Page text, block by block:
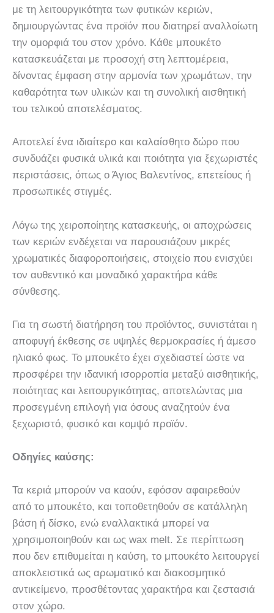
με τη λειτουργικότητα των φυτικών κεριών,
δημιουργώντας ένα προϊόν που διατηρεί αναλλοίωτη
την ομορφιά του στον χρόνο. Κάθε μπουκέτο
κατασκευάζεται με προσοχή στη λεπτομέρεια,
δίνοντας έμφαση στην αρμονία των χρωμάτων, την
καθαρότητα των υλικών και τη συνολική αισθητική
του τελικού αποτελέσματος.
Αποτελεί ένα ιδιαίτερο και καλαίσθητο δώρο που
συνδυάζει φυσικά υλικά και ποιότητα για ξεχωριστές
περιστάσεις, όπως ο Άγιος Βαλεντίνος, επετείους ή
προσωπικές στιγμές.
Λόγω της χειροποίητης κατασκευής, οι αποχρώσεις
των κεριών ενδέχεται να παρουσιάζουν μικρές
χρωματικές διαφοροποιήσεις, στοιχείο που ενισχύει
τον αυθεντικό και μοναδικό χαρακτήρα κάθε
σύνθεσης.
Για τη σωστή διατήρηση του προϊόντος, συνιστάται η
αποφυγή έκθεσης σε υψηλές θερμοκρασίες ή άμεσο
ηλιακό φως. Το μπουκέτο έχει σχεδιαστεί ώστε να
προσφέρει την ιδανική ισορροπία μεταξύ αισθητικής,
ποιότητας και λειτουργικότητας, αποτελώντας μια
προσεγμένη επιλογή για όσους αναζητούν ένα
ξεχωριστό, φυσικό και κομψό προϊόν.
Οδηγίες καύσης:
Τα κεριά μπορούν να καούν, εφόσον αφαιρεθούν
από το μπουκέτο, και τοποθετηθούν σε κατάλληλη
βάση ή δίσκο, ενώ εναλλακτικά μπορεί να
χρησιμοποιηθούν και ως wax melt. Σε περίπτωση
που δεν επιθυμείται η καύση, το μπουκέτο λειτουργεί
αποκλειστικά ως αρωματικό και διακοσμητικό
αντικείμενο, προσθέτοντας χαρακτήρα και ζεστασιά
στον χώρο.